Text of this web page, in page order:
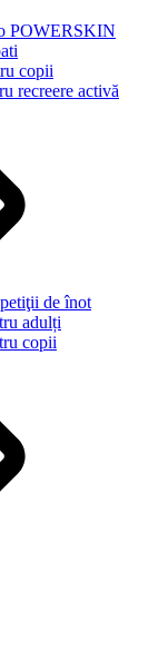
POWERSKIN
copii
recreere activă
de înot
adulți
copii